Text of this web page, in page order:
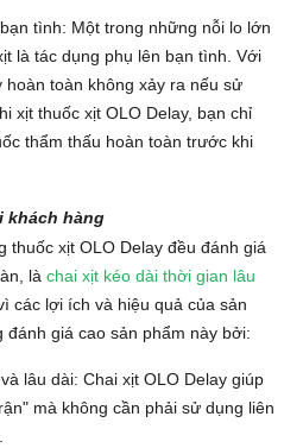
tình: Một trong những nỗi lo lớn
là tác dụng phụ lên bạn tình. Với
hoàn toàn không xảy ra nếu sử
xịt thuốc xịt OLO Delay, bạn chỉ
thẩm thấu hoàn toàn trước khi
khách hàng
thuốc xịt OLO Delay đều đánh giá
là chai xịt kéo dài thời gian lâu
các lợi ích và hiệu quả của sản
đánh giá cao sản phẩm này bởi:
lâu dài: Chai xịt OLO Delay giúp
mà không cần phải sử dụng liên